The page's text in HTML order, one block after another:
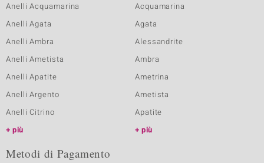
Anelli Acquamarina
Anelli Agata
Anelli Ambra
Anelli Ametista
Anelli Apatite
Anelli Argento
Anelli Citrino
più
Acquamarina
Agata
Alessandrite
Ambra
Ametrina
Ametista
Apatite
più
Metodi di Pagamento